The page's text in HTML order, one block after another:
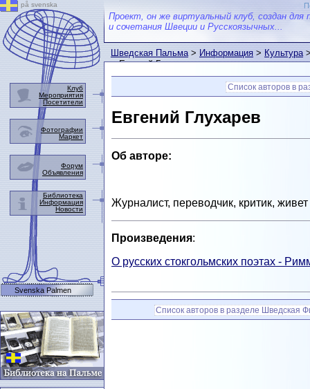
Проект, он же виртуальный клуб, создан для
и сочетания Швеции и Русскоязычных...
Шведская Пальма>Информация>Культура
> Евгений Глухарев
Список авторов в
Евгений Глухарев
Об авторе:
Журналист, переводчик, критик,
Произведения:
О русских стокгольмских поэтах -
Список авторов в разделе Шведская
på svenska
Клуб
Мероприятия
Посетители
Фотографии
Маркет
Форум
Объявления
Библиотека
Информация
Новости
Svenska Palmen